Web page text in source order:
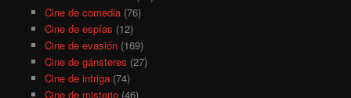
Cine de comedia(76)
Cine de espías (12)
Cine de evasión(169)
Cine de gánsteres (27)
Cine de intriga(74)
Cine de misterio(46)